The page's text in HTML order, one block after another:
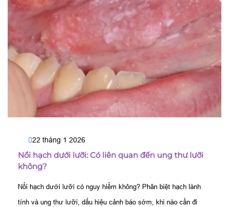
22 tháng 1 2026
Nổi hạch dưới lưỡi: Có liên quan đến ung thư lưỡi
không?
Nổi hạch dưới lưỡi có nguy hiểm không? Phân biệt hạch lành
tính và ung thư lưỡi, dấu hiệu cảnh báo sớm, khi nào cần đi